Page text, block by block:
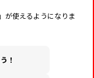
が使えるようになりま
！